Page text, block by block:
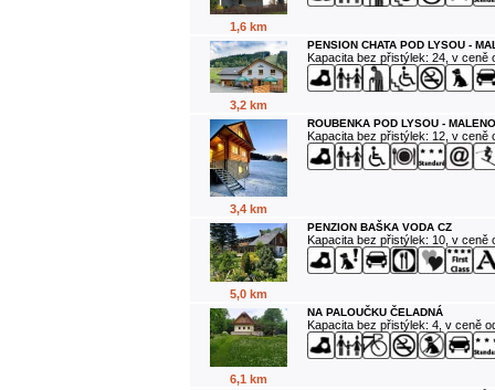
1,6 km
3,2 km
PENSION CHATA POD LYSOU -
Kapacita bez přistýlek: 24, v ceně
3,4 km
ROUBENKA POD LYSOU -
Kapacita bez přistýlek: 12, v ceně
5,0 km
PENZION BAŠKA VODA CZ
Kapacita bez přistýlek: 10, v ceně
6,1 km
NA PALOUČKU ČELADNÁ
Kapacita bez přistýlek: 4, v ceně